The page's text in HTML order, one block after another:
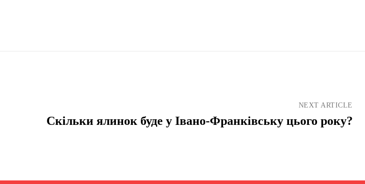
NEXT ARTICLE
Скільки ялинок буде у Івано-Франківську цього року?